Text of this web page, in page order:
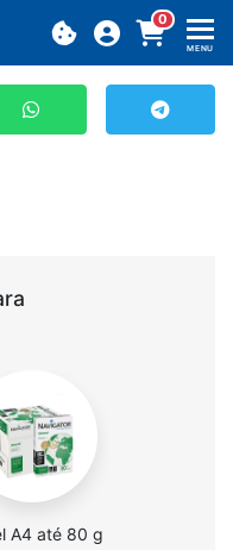
0
MENU
A4 até 80 g